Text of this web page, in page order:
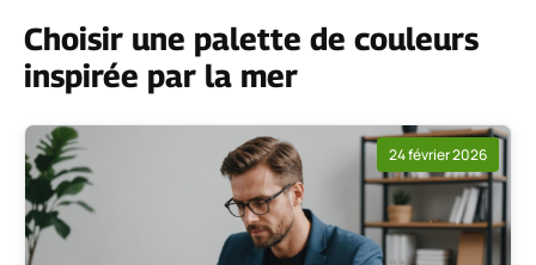
Choisir une palette de couleurs
inspirée par la mer
24 février 2026